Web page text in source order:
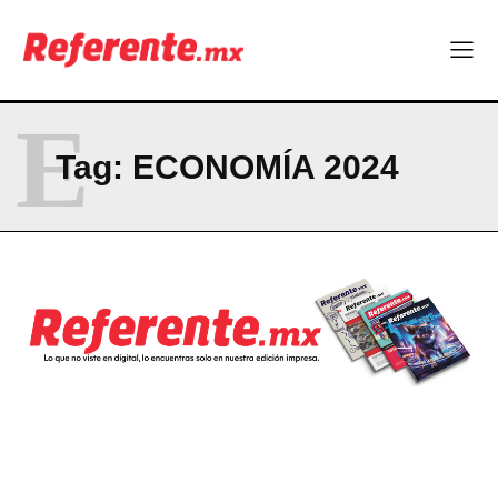
Tag: ECONOMÍA 2024
E